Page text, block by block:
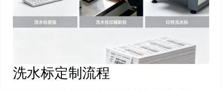
洗水标定制流程